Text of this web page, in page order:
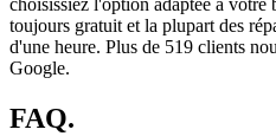
choisissiez l'option adaptée à votre
toujours gratuit et la plupart des
d'une heure. Plus de 519 clients
Google.
FAQ.